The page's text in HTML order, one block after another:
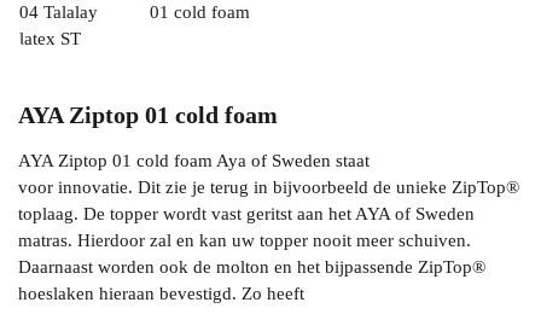
AYA Ziptop 01 cold foam
AYA Ziptop 01 cold foam Aya of Sweden staat
voor innovatie. Dit zie je terug in bijvoorbeeld de unieke ZipTop®
toplaag. De topper wordt vast geritst aan het AYA of Sweden
matras. Hierdoor zal en kan uw topper nooit meer schuiven.
Daarnaast worden ook de molton en het bijpassende ZipTop®
hoeslaken hieraan bevestigd. Zo heeft